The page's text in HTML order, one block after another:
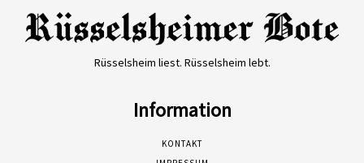
Rüsselsheim liest. Rüsselsheim lebt.
Information
KONTAKT